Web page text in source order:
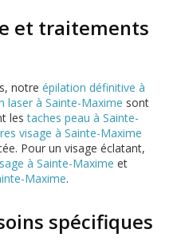
et traitements
notre épilation définitive à
laser à Sainte-Maxime sont
lestaches peau à Sainte-
visage à Sainte-Maxime
Pour un visage éclatant,
à Sainte-Maxime et
Maxime.
spécifiques